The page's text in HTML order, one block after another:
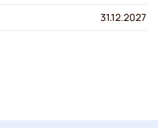
31.12.2027